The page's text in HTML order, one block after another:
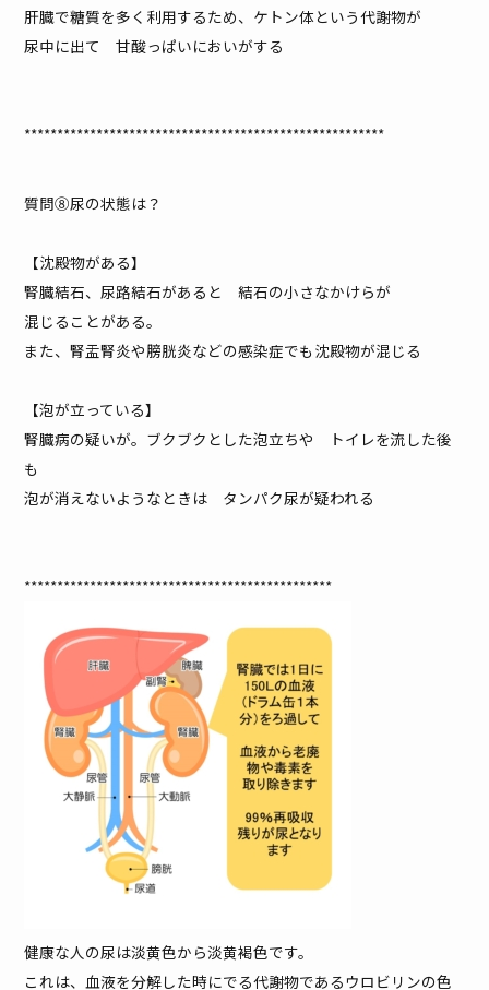
肝臓で糖質を多く利用するため、ケトン体という代謝物が
尿中に出て 甘酸っぱいにおいがする
*******************************************************
質問⑧尿の状態は？
【沈殿物がある】
腎臓結石、尿路結石があると 結石の小さなかけらが
混じることがある。
また、腎盂腎炎や膀胱炎などの感染症でも沈殿物が混じる
【泡が立っている】
腎臓病の疑いが。ブクブクとした泡立ちや トイレを流した後
も
泡が消えないようなときは タンパク尿が疑われる
***********************************************
健康な人の尿は淡黄色から淡黄褐色です。
これは、血液を分解した時にでる代謝物であるウロビリンの色